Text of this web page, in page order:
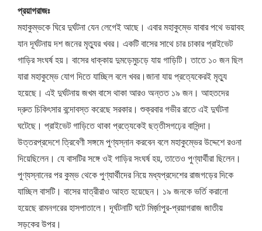
প্রয়াগরাজঃ
মহাকুম্ভকে ঘিরে দুর্ঘটনা যেন লেগেই আছে। এবার মহাকুম্ভে যাবার পথে ভয়াবহ
যান দূর্ঘটনায় দশ জনের মৃত্যুর খবর। একটি বাসের সাথে চার চাকার প্রাইভেট
গাড়ির সংঘর্ষ হয়। বাসের ধাক্কায় দুমড়েমুচড়ে যায় গাড়িটি। তাতে ১০ জন ছিল
যারা মহাকুম্ভে যোগ দিতে যাচ্ছিল বলে খবর।জানা যায় প্রত্যেকেরই মৃত্যু
হয়েছে। এই দুর্ঘটনায় জখম বাসে থাকা আরও অন্তত ১৯ জন। আহতদের
দ্রুত চিকিৎসার বন্দোবস্ত করেছে সরকার। শুক্রবার গভীর রাতে এই দুর্ঘটনা
ঘটেছে। প্রাইভেট গাড়িতে থাকা প্রত্যেকেই ছত্তীসগঢ়ের বাসিন্দা।
উত্তরপ্রদেশে ত্রিবেণী সঙ্গমে পুণ্যস্নান করবেন বলে মহাকুম্ভের উদ্দেশে রওনা
দিয়েছিলেন। যে বাসটির সঙ্গে ওই গাড়ির সংঘর্ষ হয়, তাতেও পুণ্যার্থীরা ছিলেন।
পুণ্যস্নানের পর কুম্ভ থেকে পুণ্যার্থীদের নিয়ে মধ্যপ্রদেশের রাজগড়ের দিকে
যাচ্ছিল বাসটি। বাসের যাত্রীরাও আহত হয়েছেন। ১৯ জনকে ভর্তি করানো
হয়েছে রামনগরের হাসপাতালে। দূর্ঘটনাটি ঘটে মির্জ়াপুর-প্রয়াগরাজ জাতীয়
সড়কের উপর।